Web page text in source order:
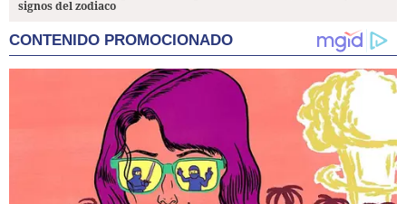
signos del zodiaco
CONTENIDO PROMOCIONADO